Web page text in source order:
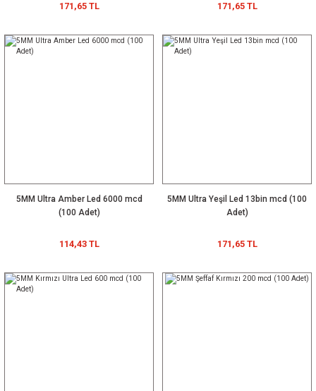
171,65 TL 171,65 TL
5MM Ultra Amber Led 6000 mcd
(100 Adet)
114,43 TL
5MM Ultra Yeşil Led 13bin mcd (100
Adet)
171,65 TL